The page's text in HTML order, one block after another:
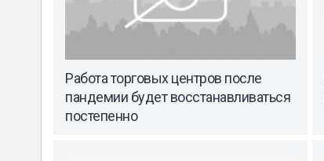
Работа торговых центров после
пандемии будет восстанавливаться
постепенно